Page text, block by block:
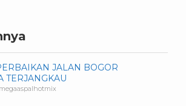
JALAN BOGOR
TERJANGKAU